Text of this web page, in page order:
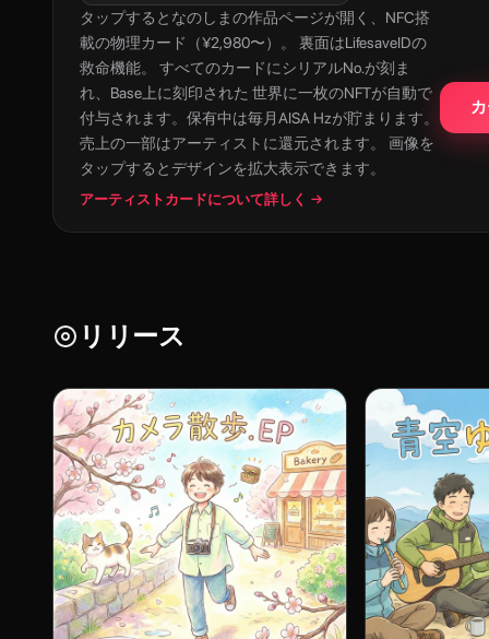
タップすると なのしまの作品ページが開く、NFC搭
載の物理カード（¥2,980〜）。 裏面はLifesaveIDの
救命機能。 すべてのカードにシリアルNo.が刻ま
れ、Base上に刻印された 世界に一枚のNFTが自動で
付与されます。保有中は毎月AISA Hzが貯まります。
売上の一部はアーティストに還元されます。 画像を
タップするとデザインを拡大表示できます。
アーティストカードについて詳しく →
リリース